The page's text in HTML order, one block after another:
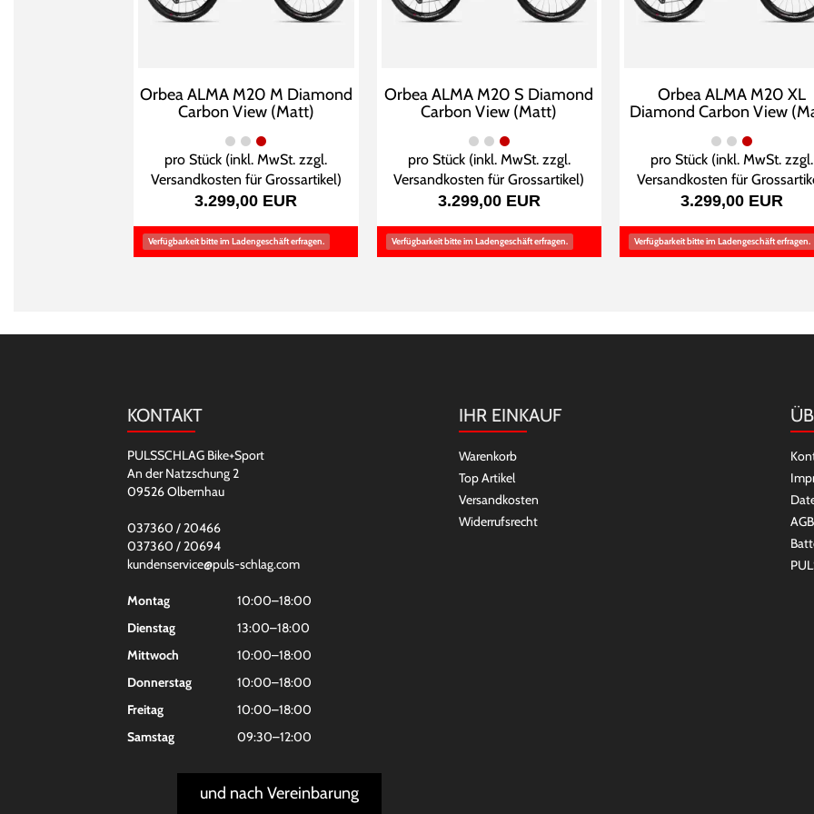
Orbea ALMA M20 M Diamond
Carbon View (Matt)
pro Stück (inkl. MwSt. zzgl.
Versandkosten für Grossartikel)
3.299,00 EUR
Verfügbarkeit bitte im Ladengeschäft erfragen.
Orbea ALMA M20 S Diamond
Carbon View (Matt)
pro Stück (inkl. MwSt. zzgl.
Versandkosten für Grossartikel)
3.299,00 EUR
Verfügbarkeit bitte im Ladengeschäft erfragen.
Orbea ALMA M20 XL
Diamond Carbon View
pro Stück (inkl. MwSt. zzgl.
Versandkosten für
3.299,00 EUR
Verfügbarkeit bitte im Ladengeschäft erfragen.
KONTAKT
PULSSCHLAG Bike+Sport
An der Natzschung 2
09526 Olbernhau
037360 / 20466
037360 / 20694
kundenservice@puls-schlag.com
Montag
10:00–18:00
Dienstag
13:00–18:00
Mittwoch
10:00–18:00
Donnerstag
10:00–18:00
Freitag
10:00–18:00
Samstag
09:30–12:00
und nach Vereinbarung
IHR EINKAUF
Warenkorb
Top Artikel
Versandkosten
Widerrufsrecht
AGB